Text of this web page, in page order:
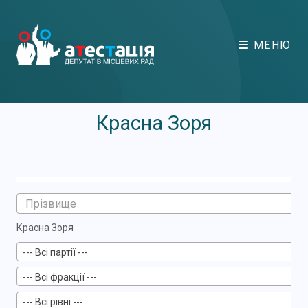
МЕНЮ
Красна Зоря
Красна Зоря
--- Всі партії ---
--- Всі фракції ---
--- Всі рівні ---